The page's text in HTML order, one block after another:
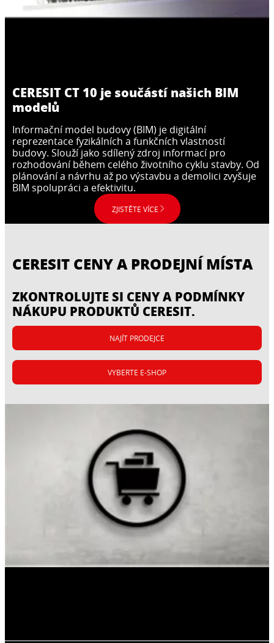
dlažeb, včetně gresové, na spár se šířkou do
...
...
Flexibilní zlepšené cementové gelové lepidlo
S1, vyztužené vlákny a s technologií AERO.
CERESIT CT 10 je součástí našich BIM
modelů
Informační model budovy (BIM) je digitální
reprezentace fyzikálních a funkčních vlastností
budovy. Slouží jako sdílený zdroj informací pro
rozhodování během celého životního cyklu stavby. Od
plánování a návrhu až po výstavbu a demolici zvyšuje
BIM spolupráci a efektivitu.
ZJISTĚTE VÍCE
CERESIT CENY A PRODEJNÍ MÍSTA
ZKONTROLUJTE SI CENY A PODMÍNKY
NÁKUPU PRODUKTŮ CERESIT.
NAJÍT PRODEJCE
VYBERTE E-SHOP